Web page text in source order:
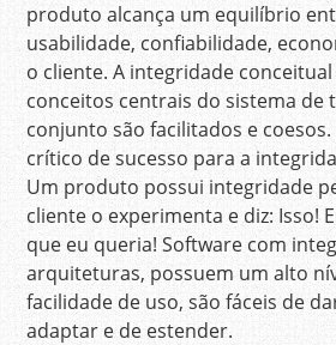
produto alcança um equilíbrio
usabilidade, confiabilidade,
o cliente. A integridade
conceitos centrais do sistema de
conjunto são facilitados e
crítico de sucesso para a
Um produto possui integridade
cliente o experimenta e diz: Isso!
que eu queria! Software com
arquiteturas, possuem um alto
facilidade de uso, são fáceis de
adaptar e de estender.